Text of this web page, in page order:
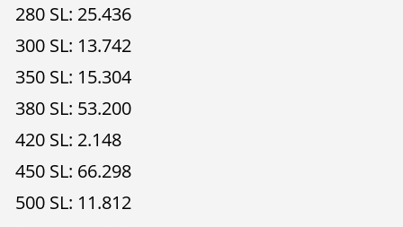
280 SL: 25.436
300 SL: 13.742
350 SL: 15.304
380 SL: 53.200
420 SL: 2.148
450 SL: 66.298
500 SL: 11.812